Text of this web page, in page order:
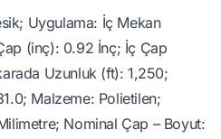
Uygulama: İç Mekan
(inç): 0.92 İnç; İç Çap
Uzunluk (ft): 1,250;
Malzeme: Polietilen;
Nominal Çap – Boyut: